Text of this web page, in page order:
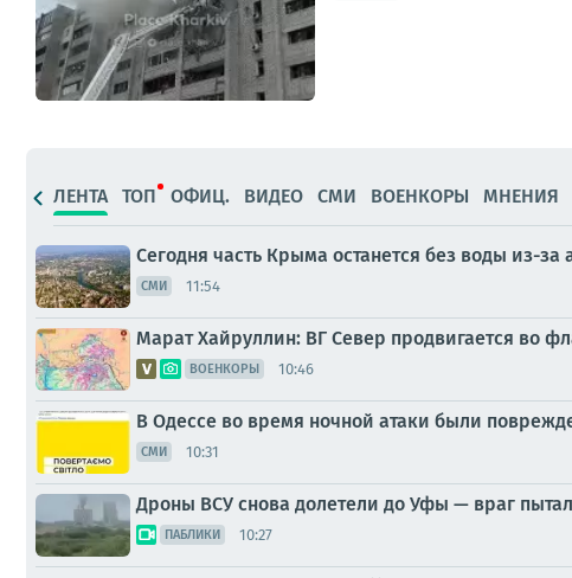
ЛЕНТА ТОП ОФИЦ. ВИДЕО СМИ ВОЕНКОРЫ МНЕНИЯ
Сегодня часть Крыма останется без воды из-
СМИ 11:54
Марат Хайруллин: ВГ Север продвигается во
ВОЕНКОРЫ 10:46
В Одессе во время ночной атаки были
СМИ 10:31
Дроны ВСУ снова долетели до Уфы — враг
ПАБЛИКИ 10:27